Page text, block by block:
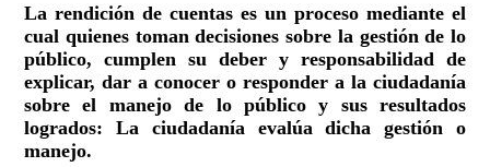
La rendición de cuentas es un proceso mediante el
cual quienes toman decisiones sobre la gestión de lo
público, cumplen su deber y responsabilidad de
explicar, dar a conocer o responder a la ciudadanía
sobre el manejo de lo público y sus resultados
logrados: La ciudadanía evalúa dicha gestión o
manejo.